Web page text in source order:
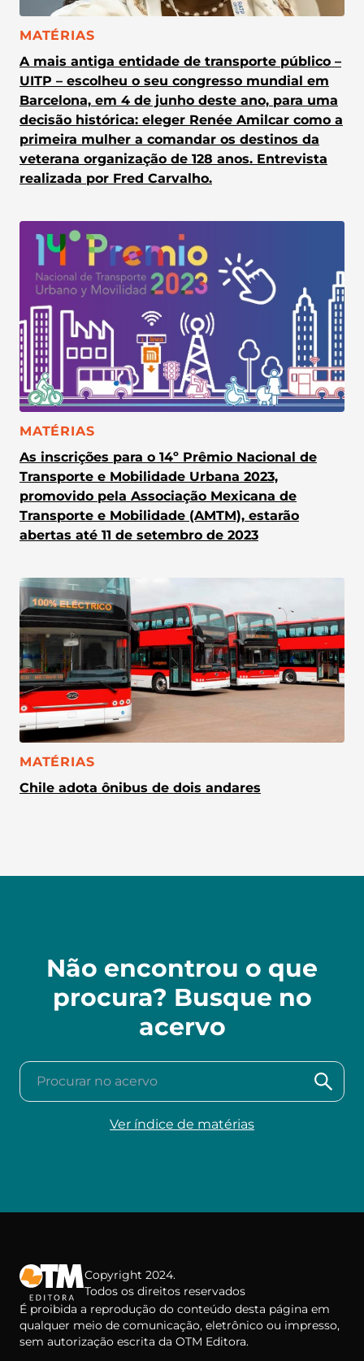
CATEGORIA:
MATÉRIAS
A mais antiga entidade de transporte público –
UITP – escolheu o seu congresso mundial em
Barcelona, em 4 de junho deste ano, para uma
decisão histórica: eleger Renée Amilcar como a
primeira mulher a comandar os destinos da
veterana organização de 128 anos. Entrevista
realizada por Fred Carvalho.
CATEGORIA:
MATÉRIAS
As inscrições para o 14º Prêmio Nacional de
Transporte e Mobilidade Urbana 2023,
promovido pela Associação Mexicana de
Transporte e Mobilidade (AMTM), estarão
abertas até 11 de setembro de 2023
CATEGORIA:
MATÉRIAS
Chile adota ônibus de dois andares
Não encontrou o que
procura? Busque no
acervo
Procurar no acervo
Ver índice de matérias
Copyright 2024.
Todos os direitos reservados
É proibida a reprodução do conteúdo desta página em
qualquer meio de comunicação, eletrônico ou impresso,
sem autorização escrita da OTM Editora.